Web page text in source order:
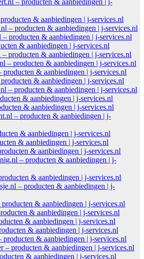
– producten & aanbiedingen | j-
& aanbiedingen | j-services.nl
– producten & aanbiedingen | j-services.nl
producten & aanbiedingen | j-services.nl
& aanbiedingen | j-services.nl
producten & aanbiedingen | j-services.nl
– producten & aanbiedingen | j-services.nl
& aanbiedingen | j-services.nl
& aanbiedingen | j-services.nl
– producten & aanbiedingen | j-services.nl
& aanbiedingen | j-services.nl
& aanbiedingen | j-services.nl
– producten & aanbiedingen | j-
& aanbiedingen | j-services.nl
& aanbiedingen | j-services.nl
& aanbiedingen | j-services.nl
– producten & aanbiedingen | j-
& aanbiedingen | j-services.nl
– producten & aanbiedingen | j-
& aanbiedingen | j-services.nl
& aanbiedingen | j-services.nl
& aanbiedingen | j-services.nl
& aanbiedingen | j-services.nl
producten & aanbiedingen | j-services.nl
– producten & aanbiedingen | j-services.nl
& aanbiedingen | j-services.nl